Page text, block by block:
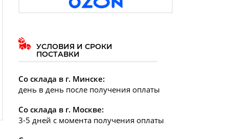
УСЛОВИЯ И СРОКИ
ПОСТАВКИ
Со склада в г. Минске:
день в день после получения оплаты
Со склада в г. Москве:
3-5 дней с момента получения оплаты